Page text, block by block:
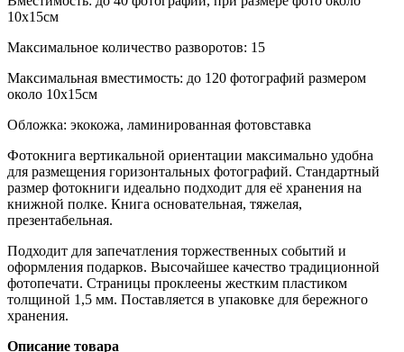
10х15см
Максимальное количество разворотов: 15
Максимальная вместимость: до 120 фотографий размером
около 10х15см
Обложка: экокожа, ламинированная фотовставка
Фотокнига вертикальной ориентации максимально удобна
для размещения горизонтальных фотографий. Стандартный
размер фотокниги идеально подходит для её хранения на
книжной полке. Книга основательная, тяжелая,
презентабельная.
Подходит для запечатления торжественных событий и
оформления подарков. Высочайшее качество традиционной
фотопечати. Страницы проклеены жестким пластиком
толщиной 1,5 мм. Поставляется в упаковке для бережного
хранения.
Описание товара